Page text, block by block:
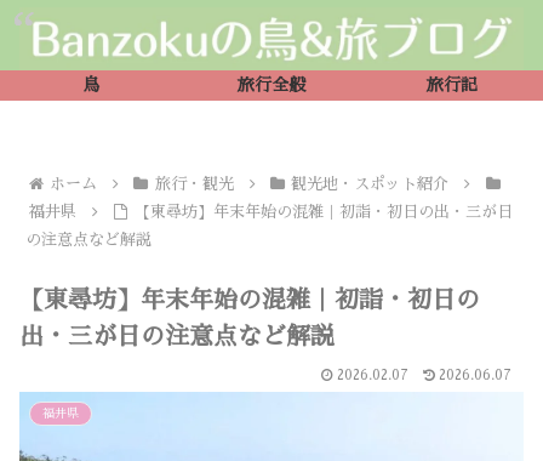
鳥 旅行全般 旅行記
ホーム 旅行・観光
観光地・スポット紹介
福井県
【東尋坊】年末年始の混雑｜初詣・初日の出・三が日
の注意点など解説
【東尋坊】年末年始の混雑｜初詣・初日の
出・三が日の注意点など解説
2026.02.07 2026.06.07
福井県